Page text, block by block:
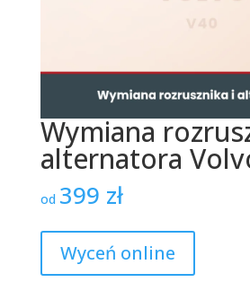
Wymiana
alternatora
od 399 zł
Wyceń online